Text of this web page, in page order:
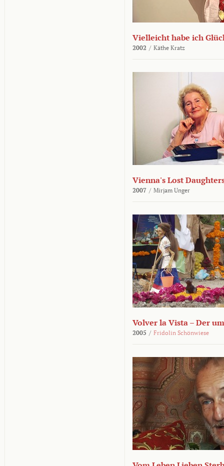
Vielleicht habe ich
2002 / Käthe Kratz
Vienna's Lost
2007 / Mirjam Unger
Volver la Vista – Der
2005 / Fridolin Schönwiese